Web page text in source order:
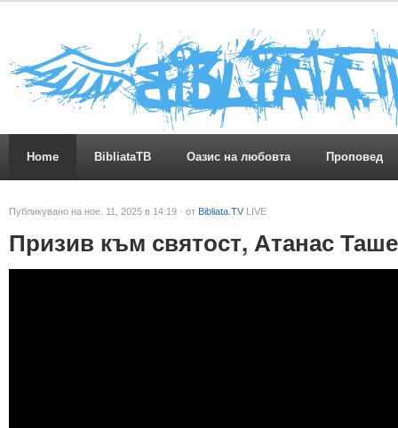
Home BibliataTB Оазис на любовта Проповед
Публикувано на ное. 11, 2025 в 14:19 · от Bibliata.TV LIVE
Призив към святост, Атанас